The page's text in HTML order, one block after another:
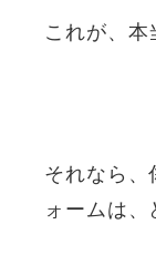
これが、本
それなら、
ォームは、